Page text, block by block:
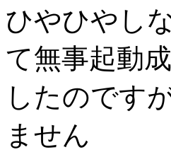
ひやひやし
て無事起動
したのです
ません